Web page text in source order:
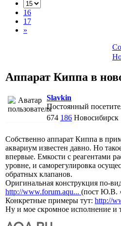
16
17
»
Аппарат Киппа в
Slavkin
Постоянный
674 186 Новосибирск
Собственно аппарат Киппа в
аквариум известен давно. Но
впервые. Емкости с реагентами
уровне, и саморегулировка
обратных клапанов.
Оригинальная конструкция по-
http://www.forum.aqu... (пост Ю.В.
Конкретные примеры тут: http://
Ну и мое скромное исполнение и